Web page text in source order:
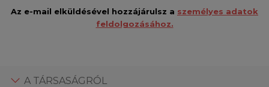
Az e-mail elküldésével hozzájárulsz a személyes adatok
feldolgozásához.
A TÁRSASÁGRÓL